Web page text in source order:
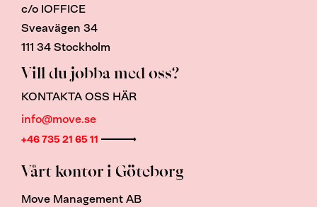
c/o IOFFICE
Sveavägen 34
111 34 Stockholm
Vill du jobba med oss?
KONTAKTA OSS HÄR
info@move.se
+46 735 21 65 11
Vårt kontor i Göteborg
Move Management AB